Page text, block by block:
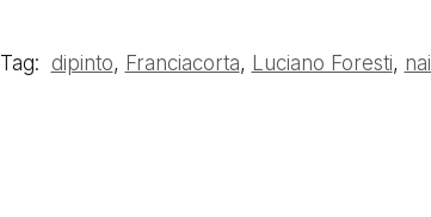
Tag: dipinto, Franciacorta, Luciano Foresti,